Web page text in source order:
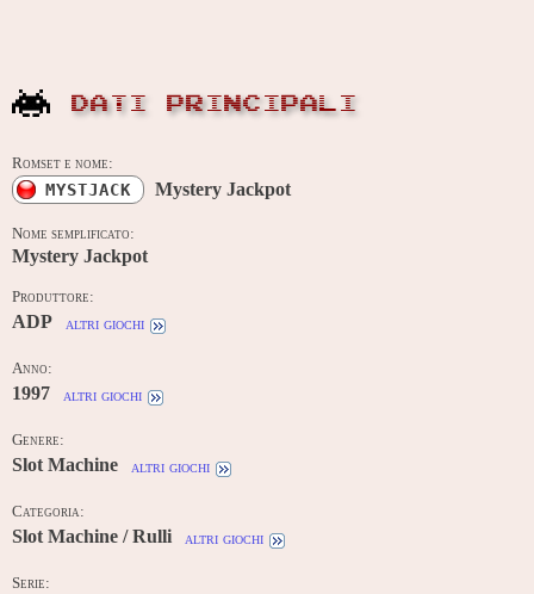
DATI PRINCIPALI
Romset e nome:
MYSTJACK Mystery Jackpot
Nome semplificato:
Mystery Jackpot
Produttore:
ADP altri giochi
Anno:
1997 altri giochi
Genere:
Slot Machine altri giochi
Categoria:
Slot Machine / Rulli altri giochi
Serie: